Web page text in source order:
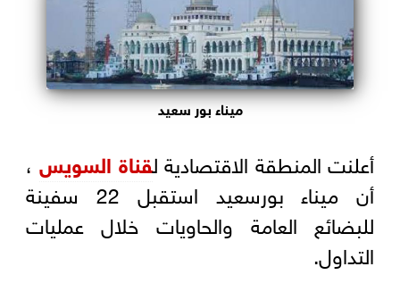
ميناء بور سعيد
أعلنت المنطقة الاقتصادية لقناة السويس،
أن ميناء بورسعيد استقبل 22 سفينة
للبضائع العامة والحاويات خلال عمليات
التداول.